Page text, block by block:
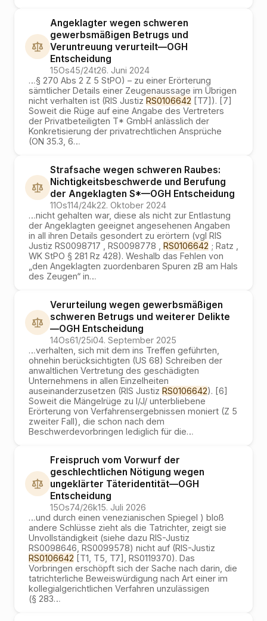
Angeklagter wegen schweren
gewerbsmäßigen Betrugs und
Veruntreuung verurteilt—OGH
Entscheidung
15Os45/24t26. Juni 2024
…§ 270 Abs 2 Z 5 StPO) – zu einer Erörterung
sämtlicher Details einer Zeugenaussage im Übrigen
nicht verhalten ist (RIS Justiz RS0106642 [T7]). [7]
Soweit die Rüge auf eine Angabe des Vertreters
der Privatbeteiligten T* GmbH anlässlich der
Konkretisierung der privatrechtlichen Ansprüche
(ON 35.3, 6…
Strafsache wegen schweren Raubes:
Nichtigkeitsbeschwerde und Berufung
der Angeklagten S*—OGH Entscheidung
11Os114/24k22. Oktober 2024
…nicht gehalten war, diese als nicht zur Entlastung
der Angeklagten geeignet angesehenen Angaben
in all ihren Details gesondert zu erörtern (vgl RIS
Justiz RS0098717 , RS0098778 , RS0106642 ; Ratz ,
WK StPO § 281 Rz 428). Weshalb das Fehlen von
„den Angeklagten zuordenbaren Spuren zB am Hals
des Zeugen“ in…
Verurteilung wegen gewerbsmäßigen
schweren Betrugs und weiterer Delikte
—OGH Entscheidung
14Os61/25i04. September 2025
…verhalten, sich mit dem ins Treffen geführten,
ohnehin berücksichtigten (US 68) Schreiben der
anwaltlichen Vertretung des geschädigten
Unternehmens in allen Einzelheiten
auseinanderzusetzen (RIS Justiz RS0106642). [6]
Soweit die Mängelrüge zu I/J/ unterbliebene
Erörterung von Verfahrensergebnissen moniert (Z 5
zweiter Fall), die schon nach dem
Beschwerdevorbringen lediglich für die…
Freispruch vom Vorwurf der
geschlechtlichen Nötigung wegen
ungeklärter Täteridentität—OGH
Entscheidung
15Os74/26k15. Juli 2026
…und durch einen venezianischen Spiegel ) bloß
andere Schlüsse zieht als die Tatrichter, zeigt sie
Unvollständigkeit (siehe dazu RIS-Justiz
RS0098646, RS0099578) nicht auf (RIS-Justiz
RS0106642 [T1, T5, T7], RS0119370). Das
Vorbringen erschöpft sich der Sache nach darin, die
tatrichterliche Beweiswürdigung nach Art einer im
kollegialgerichtlichen Verfahren unzulässigen
(§ 283…